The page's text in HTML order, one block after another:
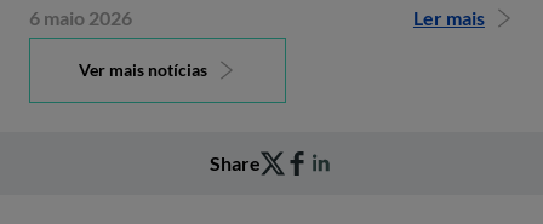
6 maio 2026 Ler mais
Ver mais notícias
Share